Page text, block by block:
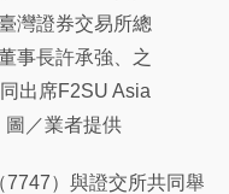
灣證券交易所總
事長許承強、之
出席F2SU Asia
圖／業者提供
7747）與證交所共同舉